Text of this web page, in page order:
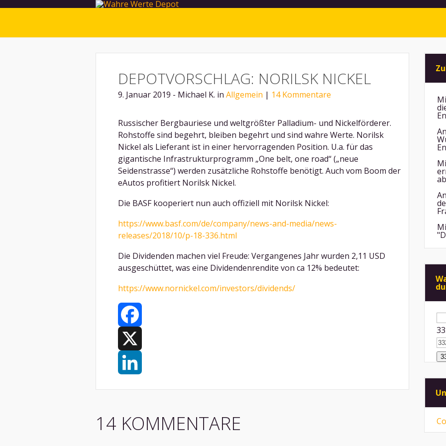
DEPOTVORSCHLAG: NORILSK NICKEL
9. Januar 2019 - Michael K. in Allgemein | 14 Kommentare
Russischer Bergbauriese und weltgrößter Palladium- und Nickelförderer.
Rohstoffe sind begehrt, bleiben begehrt und sind wahre Werte. Norilsk
Nickel als Lieferant ist in einer hervorragenden Position. U.a. für das
gigantische Infrastrukturprogramm „One belt, one road“ („neue
Seidenstrasse“) werden zusätzliche Rohstoffe benötigt. Auch vom Boom der
eAutos profitiert Norilsk Nickel.
Die BASF kooperiert nun auch offiziell mit Norilsk Nickel:
https://www.basf.com/de/company/news-and-media/news-
releases/2018/10/p-18-336.html
Die Dividenden machen viel Freude: Vergangenes Jahr wurden 2,11 USD
ausgeschüttet, was eine Dividendenrendite von ca 12% bedeutet:
https://www.nornickel.com/investors/dividends/
Facebook
14 KOMMENTARE